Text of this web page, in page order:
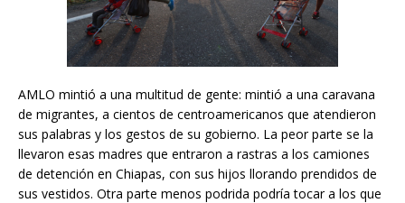
AMLO mintió a una multitud de gente: mintió a una caravana
de migrantes, a cientos de centroamericanos que atendieron
sus palabras y los gestos de su gobierno. La peor parte se la
llevaron esas madres que entraron a rastras a los camiones
de detención en Chiapas, con sus hijos llorando prendidos de
sus vestidos. Otra parte menos podrida podría tocar a los que